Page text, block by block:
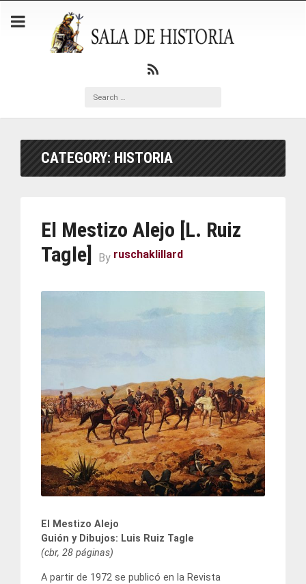
CATEGORY: HISTORIA
El Mestizo Alejo [L. Ruiz
Tagle]
By ruschaklillard
El Mestizo Alejo
Guión y Dibujos: Luis Ruiz Tagle
(cbr, 28 páginas)
A partir de 1972 se publicó en la Revista